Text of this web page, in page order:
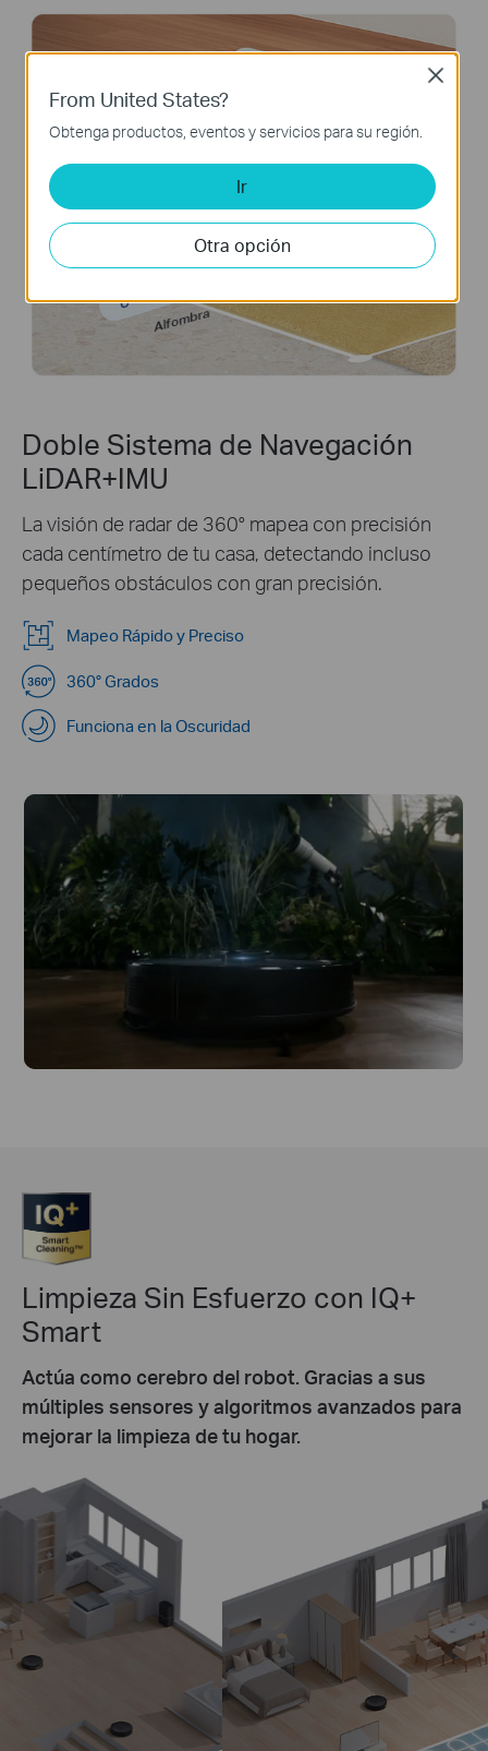
Alfombra
Doble Sistema de Navegación
LiDAR+IMU
La visión de radar de 360° mapea con precisión
cada centímetro de tu casa, detectando incluso
pequeños obstáculos con gran precisión.
Mapeo Rápido y Preciso
360° Grados
Funciona en la Oscuridad
Limpieza Sin Esfuerzo con IQ+
Smart
Actúa como cerebro del robot. Gracias a sus
múltiples sensores y algoritmos avanzados para
mejorar la limpieza de tu hogar.
From United States?
Obtenga productos, eventos y servicios para su región.
Ir
Otra opción
Close